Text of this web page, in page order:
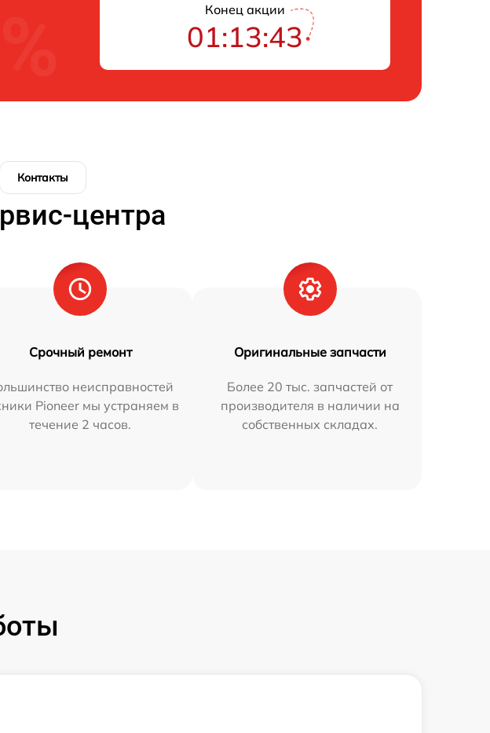
Конец акции
01:13:42
Контакты
центра
Срочный ремонт
неисправностей
Pioneer мы устраняем в
течение 2 часов.
Оригинальные запчасти
Более 20 тыс. запчастей от
производителя в наличии на
собственных складах.